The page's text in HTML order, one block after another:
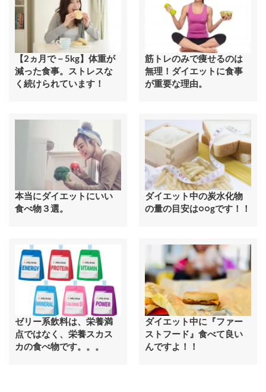
【2ヵ月で－5kg】体重が
減った食事。ストレスな
く続けられています！
筋トレのみで痩せるのは
無理！ダイエットに食事
が重要な理由。
本当にダイエットにいい
食べ物３選。
ダイエット中の炭水化物
の量の目安は○○gです！！
ゼリー系飲料は、栄養満
点ではなく、栄養スカス
カの食べ物です。。。
ダイエット中に『ファー
ストフード』食べて良い
んですよ！！